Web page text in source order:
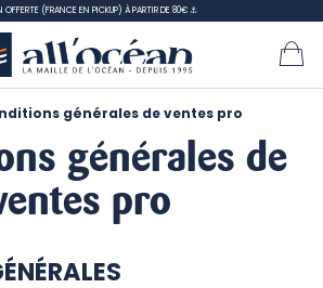
OFFERTE (FRANCE EN PICKUP) À PARTIR DE 80€ ⚓
générales de ventes pro
générales de
pro